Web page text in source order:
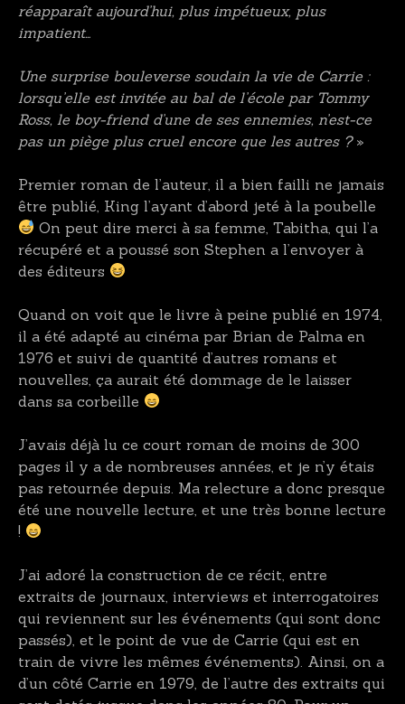
réapparaît aujourd’hui, plus impétueux, plus
impatient…
Une surprise bouleverse soudain la vie de Carrie :
lorsqu’elle est invitée au bal de l’école par Tommy
Ross, le boy-friend d’une de ses ennemies, n’est-ce
pas un piège plus cruel encore que les autres ?»
Premier roman de l’auteur, il a bien failli ne jamais
être publié, King l’ayant d’abord jeté à la poubelle
On peut dire merci à sa femme, Tabitha, qui l’a
récupéré et a poussé son Stephen a l’envoyer à
des éditeurs
Quand on voit que le livre à peine publié en 1974,
il a été adapté au cinéma par Brian de Palma en
1976 et suivi de quantité d’autres romans et
nouvelles, ça aurait été dommage de le laisser
dans sa corbeille
J’avais déjà lu ce court roman de moins de 300
pages il y a de nombreuses années, et je n’y étais
pas retournée depuis. Ma relecture a donc presque
été une nouvelle lecture, et une très bonne lecture
!
J’ai adoré la construction de ce récit, entre
extraits de journaux, interviews et interrogatoires
qui reviennent sur les événements (qui sont donc
passés), et le point de vue de Carrie (qui est en
train de vivre les mêmes événements). Ainsi, on a
d’un côté Carrie en 1979, de l’autre des extraits qui